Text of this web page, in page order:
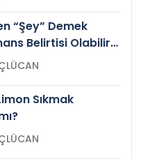
“Şey” Demek
Belirtisi Olabilir
GÜÇLÜCAN
Sıkmak
GÜÇLÜCAN